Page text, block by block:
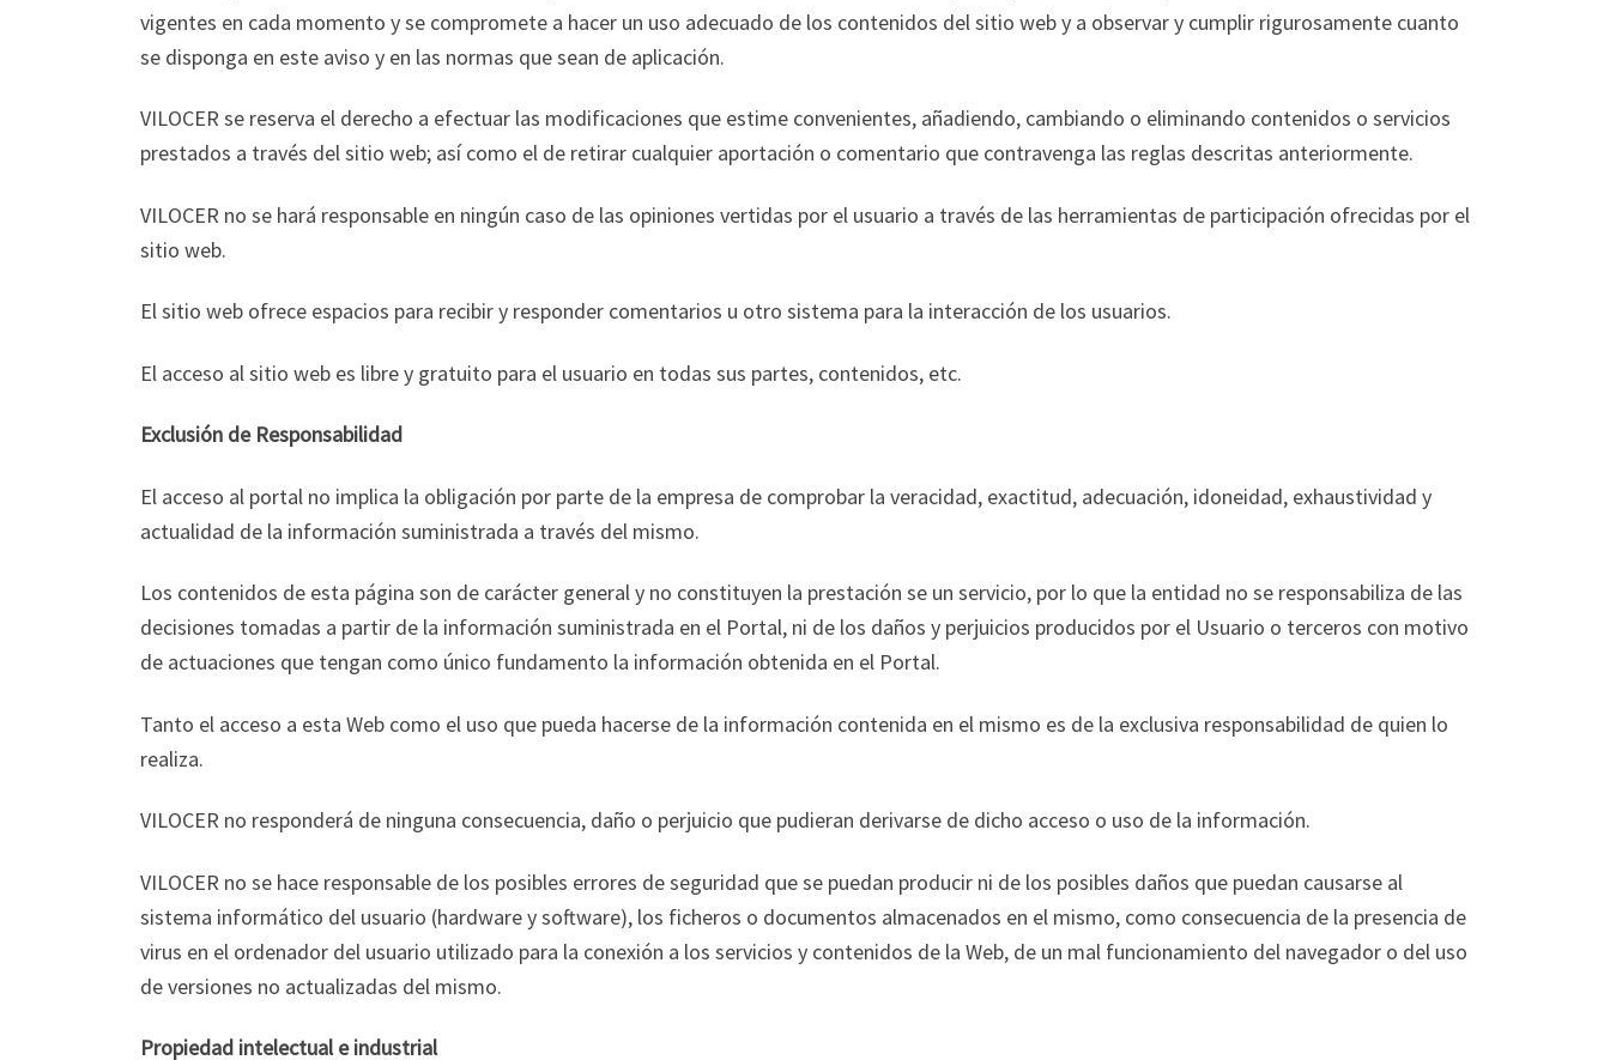
vigentes en cada momento y se compromete a hacer un uso adecuado de los contenidos del sitio web y a observar y cumplir rigurosamente cuanto
se disponga en este aviso y en las normas que sean de aplicación.
VILOCER se reserva el derecho a efectuar las modificaciones que estime convenientes, añadiendo, cambiando o eliminando contenidos o servicios
prestados a través del sitio web; así como el de retirar cualquier aportación o comentario que contravenga las reglas descritas anteriormente.
VILOCER no se hará responsable en ningún caso de las opiniones vertidas por el usuario a través de las herramientas de participación ofrecidas por el
sitio web.
El sitio web ofrece espacios para recibir y responder comentarios u otro sistema para la interacción de los usuarios.
El acceso al sitio web es libre y gratuito para el usuario en todas sus partes, contenidos, etc.
Exclusión de Responsabilidad
El acceso al portal no implica la obligación por parte de la empresa de comprobar la veracidad, exactitud, adecuación, idoneidad, exhaustividad y
actualidad de la información suministrada a través del mismo.
Los contenidos de esta página son de carácter general y no constituyen la prestación se un servicio, por lo que la entidad no se responsabiliza de las
decisiones tomadas a partir de la información suministrada en el Portal, ni de los daños y perjuicios producidos por el Usuario o terceros con motivo
de actuaciones que tengan como único fundamento la información obtenida en el Portal.
Tanto el acceso a esta Web como el uso que pueda hacerse de la información contenida en el mismo es de la exclusiva responsabilidad de quien lo
realiza.
VILOCER no responderá de ninguna consecuencia, daño o perjuicio que pudieran derivarse de dicho acceso o uso de la información.
VILOCER no se hace responsable de los posibles errores de seguridad que se puedan producir ni de los posibles daños que puedan causarse al
sistema informático del usuario (hardware y software), los ficheros o documentos almacenados en el mismo, como consecuencia de la presencia de
virus en el ordenador del usuario utilizado para la conexión a los servicios y contenidos de la Web, de un mal funcionamiento del navegador o del uso
de versiones no actualizadas del mismo.
Propiedad intelectual e industrial